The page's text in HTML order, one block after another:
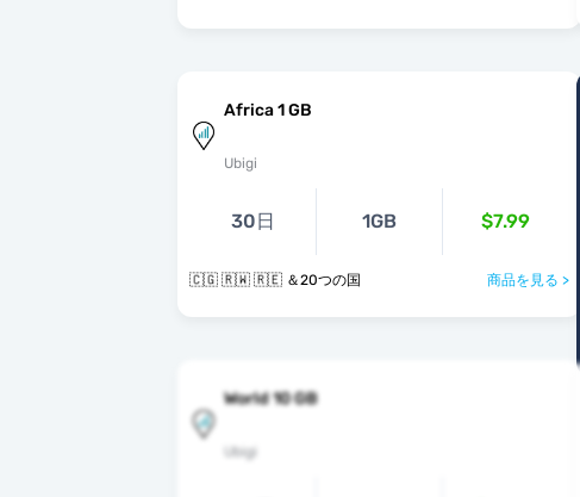
Africa 1 GB
Ubigi
30日 1GB $7.99
🇨🇬 🇷🇼 🇷🇪 ＆20つの国 商品を見る >
World 10 GB
Ubigi